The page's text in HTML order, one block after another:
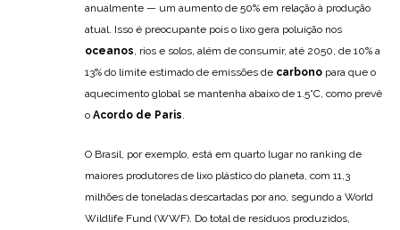
anualmente — um aumento de 50% em relação à produção
atual. Isso é preocupante pois o lixo gera poluição nos
oceanos , rios e solos, além de consumir, até 2050, de 10% a
13% do limite estimado de emissões de carbono para que o
aquecimento global se mantenha abaixo de 1.5°C, como prevê
o Acordo de Paris
O Brasil, por exemplo, está em quarto lugar no ranking de
maiores produtores de lixo plástico do planeta, com 11,3
milhões de toneladas descartadas por ano, segundo a World
Wildlife Fund (WWF). Do total de resíduos produzidos,